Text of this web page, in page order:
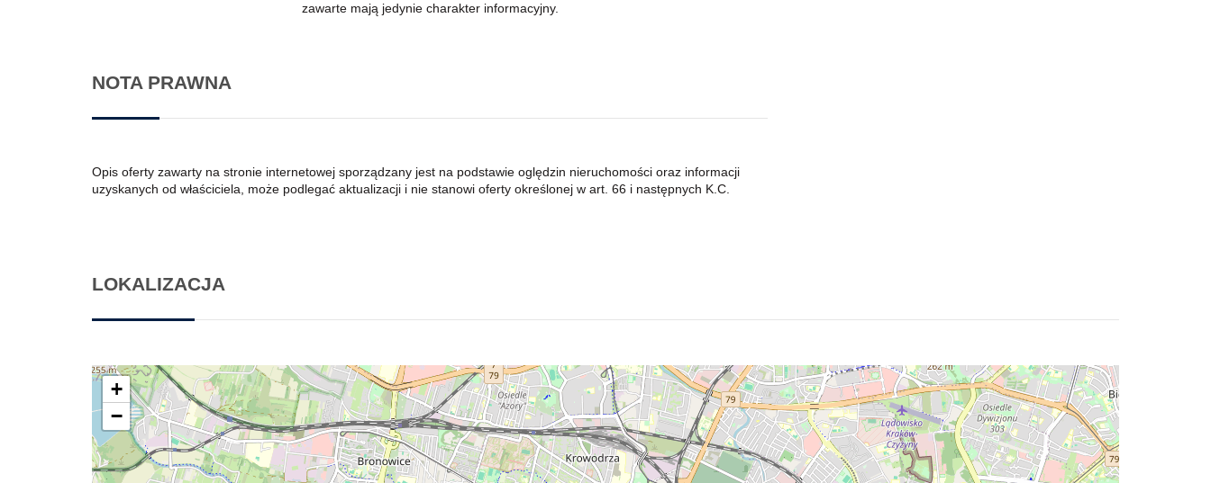
zawarte mają jedynie charakter informacyjny.
NOTA PRAWNA
Opis oferty zawarty na stronie internetowej sporządzany jest na podstawie oględzin nieruchomości oraz informacji
uzyskanych od właściciela, może podlegać aktualizacji i nie stanowi oferty określonej w art. 66 i następnych K.C.
LOKALIZACJA
+
−